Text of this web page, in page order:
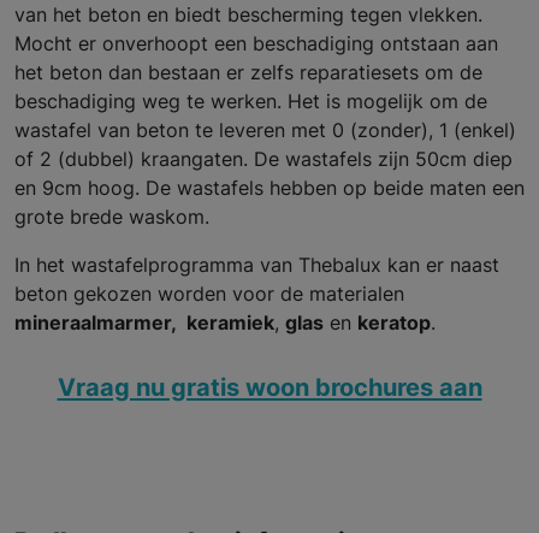
van het beton en biedt bescherming tegen vlekken.
Mocht er onverhoopt een beschadiging ontstaan aan
het beton dan bestaan er zelfs reparatiesets om de
beschadiging weg te werken. Het is mogelijk om de
wastafel van beton te leveren met 0 (zonder), 1 (enkel)
of 2 (dubbel) kraangaten. De wastafels zijn 50cm diep
en 9cm hoog. De wastafels hebben op beide maten een
grote brede waskom.
In het wastafelprogramma van Thebalux kan er naast
beton gekozen worden voor de materialen
mineraalmarmer, keramiek, glas en keratop.
Vraag nu gratis woon brochures aan